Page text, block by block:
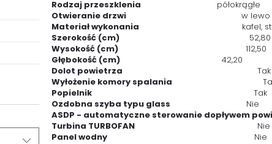
Rodzaj przeszklenia
półokrągłe
Otwieranie drzwi
w lewo
Materiał wykonania
kafel,
Szerokość (cm)
52,80
Wysokość (cm)
112,50
Głębokość (cm)
42,20
Dolot powietrza
Tak
Wyłożenie komory spalania
Popielnik
Tak
Ozdobna szyba typu glass
Nie
ASDP - automatyczne sterowanie dopływem
Turbina TURBOFAN
Nie
Panel wodny
Nie